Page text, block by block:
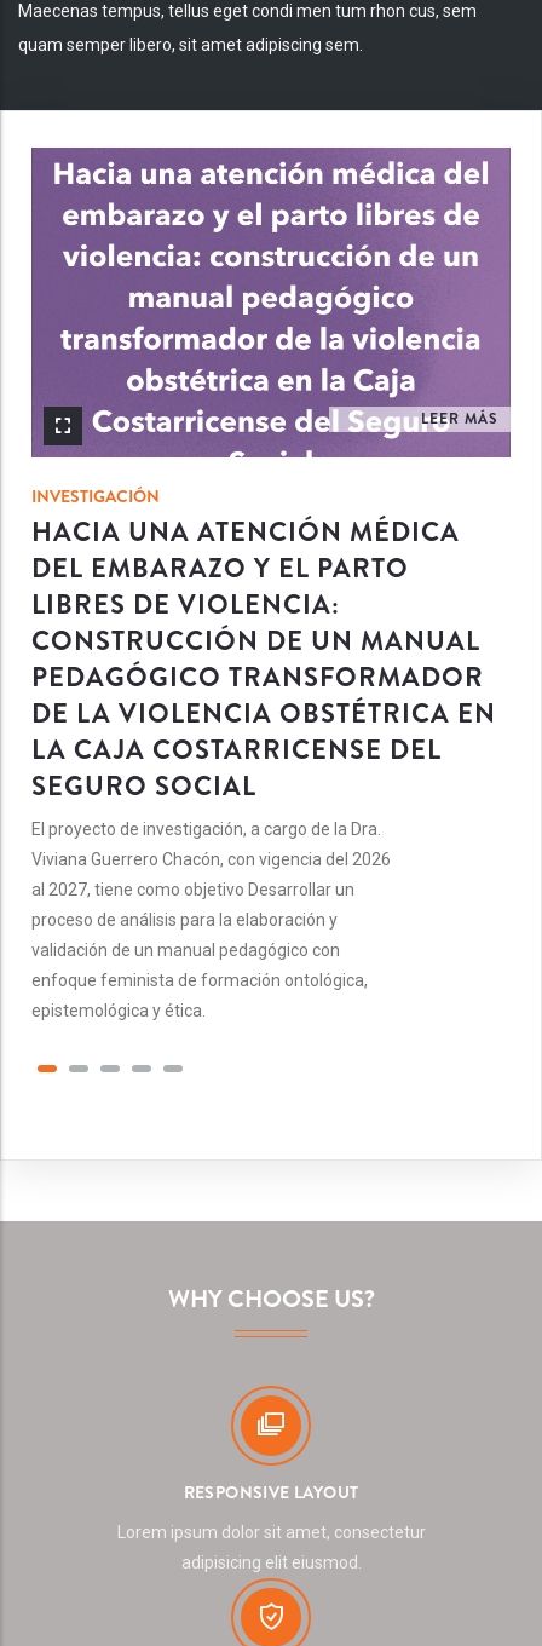
Maecenas tempus, tellus eget condi men tum rhon cus, sem
quam semper libero, sit amet adipiscing sem.
LEER MÁS
INVESTIGACIÓN
HACIA UNA ATENCIÓN MÉDICA
DEL EMBARAZO Y EL PARTO
LIBRES DE VIOLENCIA:
CONSTRUCCIÓN DE UN MANUAL
PEDAGÓGICO TRANSFORMADOR
DE LA VIOLENCIA OBSTÉTRICA EN
LA CAJA COSTARRICENSE DEL
SEGURO SOCIAL
El proyecto de investigación, a cargo de la Dra.
Viviana Guerrero Chacón, con vigencia del 2026
al 2027, tiene como objetivo Desarrollar un
proceso de análisis para la elaboración y
validación de un manual pedagógico con
enfoque feminista de formación ontológica,
epistemológica y ética.
WHY CHOOSE US?
RESPONSIVE LAYOUT
Lorem ipsum dolor sit amet, consectetur
adipisicing elit eiusmod.